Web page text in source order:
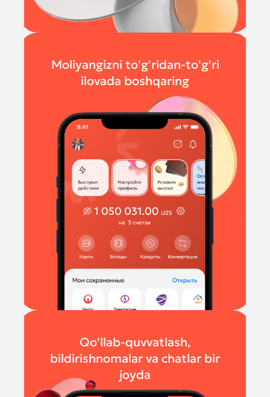
Moliyangizni to'g'ridan-to'g'ri
ilovada boshqaring
Qo'llab-quvvatlash,
bildirishnomalar va chatlar bir
joyda